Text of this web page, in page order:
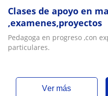
Clases de apoyo en
,examenes,proyectos
Pedagoga en progreso ,con
particulares.
ver más